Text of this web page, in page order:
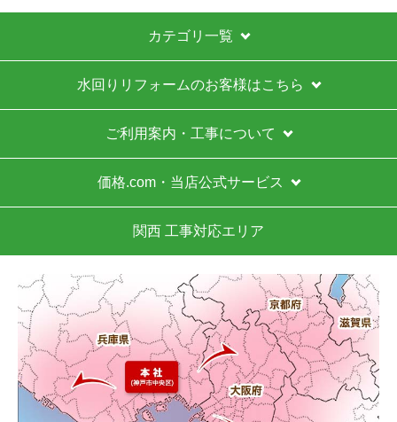
【その他感想・コメント】
工事まで少し待ちましたが、価格を重視する方には
かなりお得だと思います。余裕を持って待てる方に
はおすすめです。
Ikuma2555さん
はい
ショップからの連絡や対応は適切でしたか？
はい
予定の期日までに商品が届きましたか？
はい
商品の梱包は必要十分なものでしたか？
カテゴリ一覧
水回りリフォームのお客様はこちら
ご利用案内・工事について
価格.com・当店公式サービス
関西 工事対応エリア